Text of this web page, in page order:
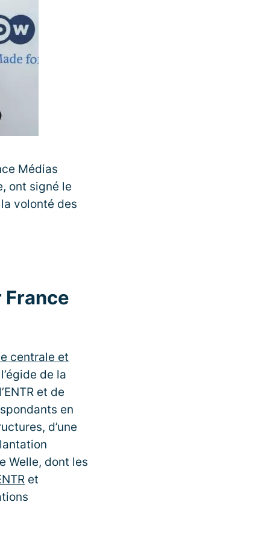
Médias
ont signé le
volonté des
centrale et
de la
et de
en
d’une
Welle, dont les
et